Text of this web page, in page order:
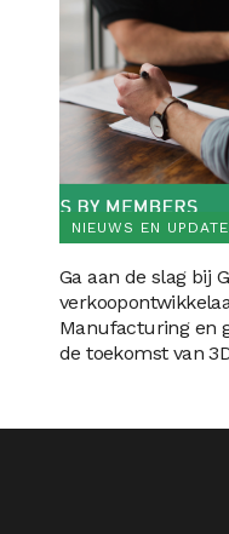
NIEUWS EN
Ga aan de slag bij
Manufacturing en
de toekomst van